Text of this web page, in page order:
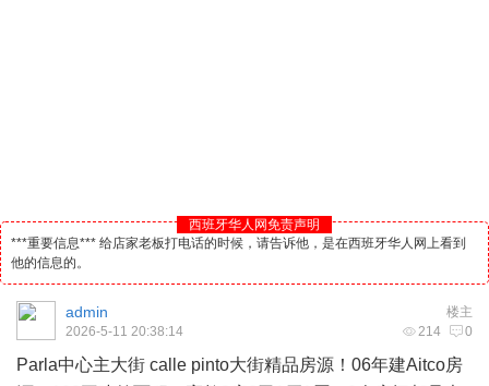
西班牙华人网免责声明
***重要信息*** 给店家老板打电话的时候，请告诉他，是在西班牙华人网上看到
他的信息的。
楼主
admin
214 0
2026-5-11 20:38:14
Parla中心主大街 calle pinto大街精品房源！06年建Aitco房